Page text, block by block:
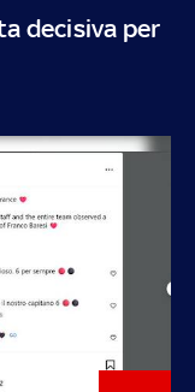
decisiva per